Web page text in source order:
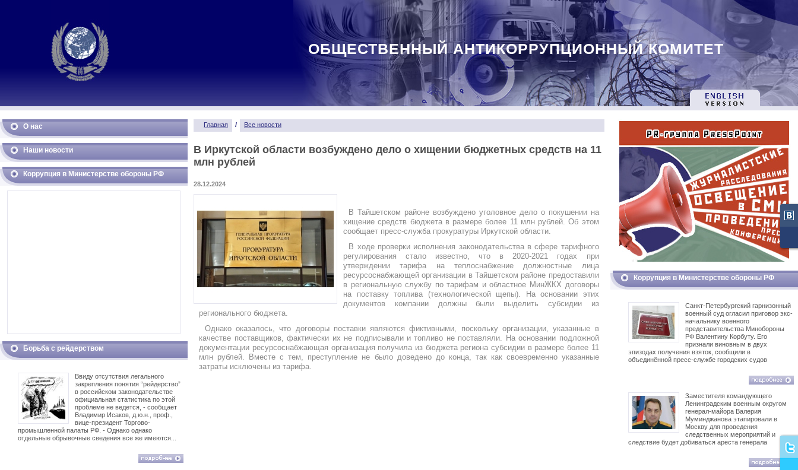
ОБЩЕСТВЕННЫЙ АНТИКОРРУПЦИОННЫЙ КОМИТЕТ
О нас
Наши новости
Коррупция в Министерстве обороны РФ
Борьба с рейдерством
Ввиду отсутствия легального
закрепления понятия “рейдерство”
в российском законодательстве
официальная статистика по этой
проблеме не ведется, - сообщает
Владимир Исаков, д.ю.н., проф.,
вице-президент Торгово-
промышленной палаты РФ. - Однако однако
отдельные обрывочные сведения все же имеются...
Главная / Все новости
В Иркутской области возбуждено дело о хищении бюджетных средств на 11
млн рублей
28.12.2024
В Тайшетском районе возбуждено уголовное дело о покушении на
хищение средств бюджета в размере более 11 млн рублей. Об этом
сообщает пресс-служба прокуратуры Иркутской области.
В ходе проверки исполнения законодательства в сфере тарифного
регулирования стало известно, что в 2020-2021 годах при
утверждении тарифа на теплоснабжение должностные лица
ресурсоснабжающей организации в Тайшетском районе предоставили
в региональную службу по тарифам и областное МинЖКХ договоры
на поставку топлива (технологической щепы). На основании этих
документов компании должны были выделить субсидии из
регионального бюджета.
Однако оказалось, что договоры поставки являются фиктивными, поскольку организации, указанные в
качестве поставщиков, фактически их не подписывали и топливо не поставляли. На основании подложной
документации ресурсоснабжающая организация получила из бюджета региона субсидии в размере более 11
млн рублей. Вместе с тем, преступление не было доведено до конца, так как своевременно указанные
затраты исключены из тарифа.
Коррупция в Министерстве обороны РФ
Санкт-Петербургский гарнизонный
военный суд огласил приговор экс-
начальнику военного
представительства Минобороны
РФ Валентину Корбуту. Его
признали виновным в двух
эпизодах получения взяток, сообщили в
объединённой пресс-службе городских судов
Заместителя командующего
Ленинградским военным округом
генерал-майора Валерия
Муминджанова этапировали в
Москву для проведения
следственных мероприятий и
следствие будет добиваться ареста генерала